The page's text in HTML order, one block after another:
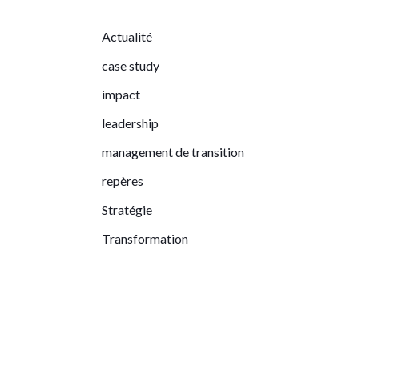
Actualité
case study
impact
leadership
management de transition
repères
Stratégie
Transformation